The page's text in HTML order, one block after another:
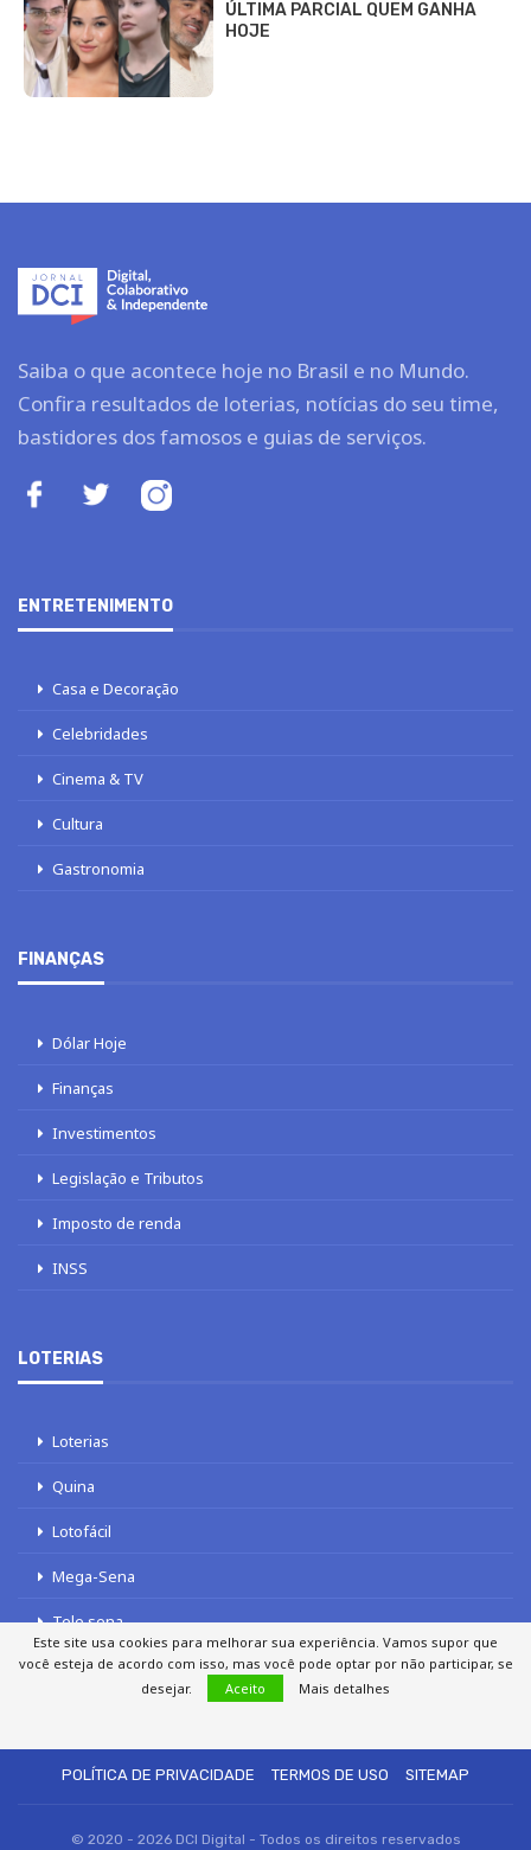
ÚLTIMA PARCIAL QUEM GANHA
HOJE
Saiba o que acontece hoje no Brasil e no Mundo.
Confira resultados de loterias, notícias do seu time,
bastidores dos famosos e guias de serviços.
ENTRETENIMENTO
Casa e Decoração
Celebridades
Cinema & TV
Cultura
Gastronomia
FINANÇAS
Dólar Hoje
Finanças
Investimentos
Legislação e Tributos
Imposto de renda
INSS
LOTERIAS
Loterias
Quina
Lotofácil
Mega-Sena
Tele sena
POLÍTICA DE PRIVACIDADE
TERMOS DE USO SITEMAP
© 2020 - 2026 DCI Digital - Todos os direitos reservados
Este site usa cookies para melhorar sua experiência. Vamos supor que
você esteja de acordo com isso, mas você pode optar por não participar, se
desejar.
Aceito Mais detalhes